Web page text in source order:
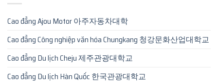
Cao đẳng Ajou Motor 아주자동차대학
Cao đẳng Công nghiệp văn hóa Chungkang 청강문화산업대학교
Cao đẳng Du lịch Cheju 제주관광대학교
Cao đẳng Du lịch Hàn Quốc 한국관광대학교